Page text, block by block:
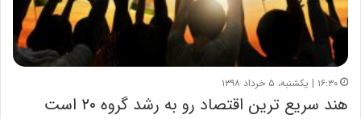
۱۶:۳۰ | یکشنبه، ۵ خرداد ۱۳۹۸
هند سریع ترین اقتصاد رو به رشد گروه ۲۰ است